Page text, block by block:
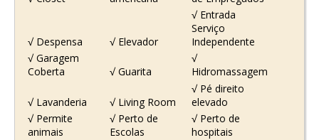
√ Despensa √ Elevador
√ Entrada
Serviço
Independente
√ Garagem
Coberta
√ Guarita
√
Hidromassagem
√ Lavanderia √ Living Room
√ Pé direito
elevado
√ Permite
animais
√ Perto de
Escolas
√ Perto de
hospitais